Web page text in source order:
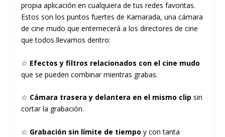
propia aplicación en cualquiera de tus redes favoritas.
Estos son los puntos fuertes de Kamarada, una cámara
de cine mudo que enternecerá a los directores de cine
que todos llevamos dentro:
☆ Efectos y filtros relacionados con el cine mudo
que se pueden combinar mientras grabas.
☆ Cámara trasera y delantera en el mismo clipsin
cortar la grabación.
☆ Grabación sin límite de tiempoy con tanta